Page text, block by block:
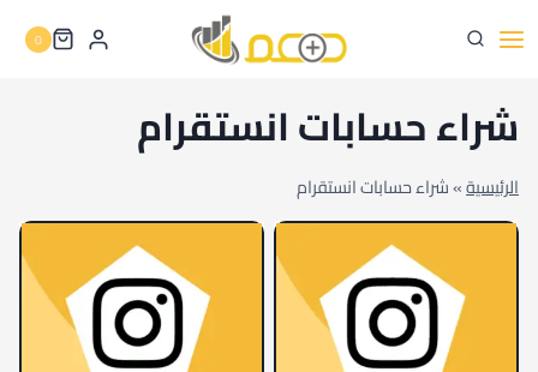
إلى
0
شراء حسابات انستقرام
الرئيسية»شراء حسابات انستقرام